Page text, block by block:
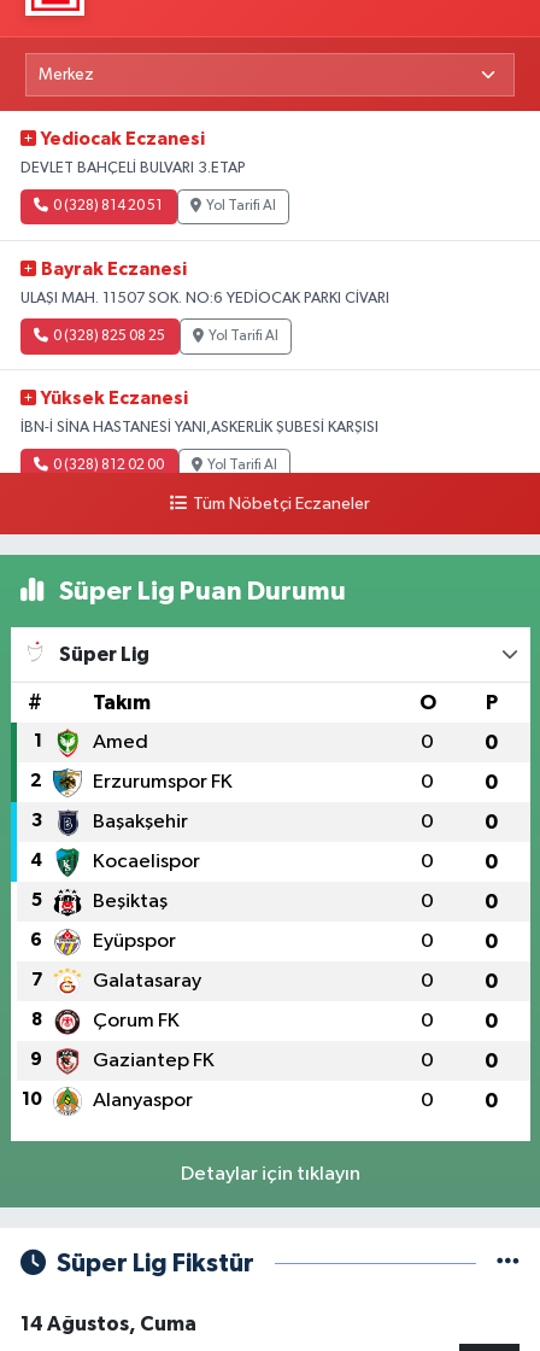
Yediocak Eczanesi
DEVLET BAHÇELİ BULVARI 3.ETAP
0 (328) 814 20 51 Yol Tarifi Al
Bayrak Eczanesi
ULAŞI MAH. 11507 SOK. NO:6 YEDİOCAK PARKI CİVARI
0 (328) 825 08 25 Yol Tarifi Al
Yüksek Eczanesi
İBN-İ SİNA HASTANESİ YANI,ASKERLİK ŞUBESİ KARŞISI
0 (328) 812 02 00 Yol Tarifi Al
Tüm Nöbetçi Eczaneler
Süper Lig Puan Durumu
Süper Lig
# Takım O P
1 Amed 0 0
2 Erzurumspor FK 0 0
3 Başakşehir 0 0
4 Kocaelispor 0 0
5 Beşiktaş 0 0
6 Eyüpspor 0 0
7 Galatasaray 0 0
8 Çorum FK 0 0
9 Gaziantep FK 0 0
10 Alanyaspor 0 0
Detaylar için tıklayın
Süper Lig Fikstür
14 Ağustos, Cuma